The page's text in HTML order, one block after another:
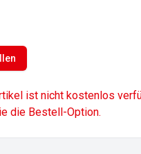
ist nicht kostenlos
die Bestell-Option.